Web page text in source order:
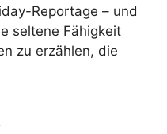
Reportage – und
seltene Fähigkeit
zu erzählen, die